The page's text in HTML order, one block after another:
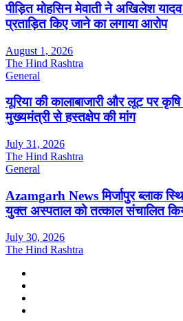
पीड़ित मोहसिन मेवाती ने अखिलेश
प्रताड़ित किए जाने का लगाया आरोप
August 1, 2026
The Hind Rashtra
General
यूरिया की कालाबाजारी और लूट पर
मुख्यमंत्री से हस्तक्षेप की मांग
July 31, 2026
The Hind Rashtra
General
Azamgarh News मिर्जापुर ब्लाक
युक्त अस्पताल को तत्काल संचालित
July 30, 2026
The Hind Rashtra